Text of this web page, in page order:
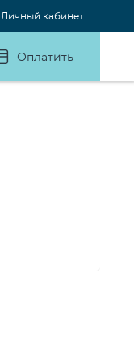
Личный кабинет
Оплатить